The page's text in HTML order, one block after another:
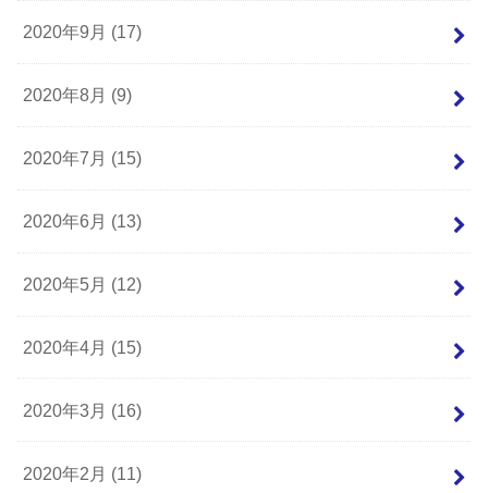
2020年9月 (17)
2020年8月 (9)
2020年7月 (15)
2020年6月 (13)
2020年5月 (12)
2020年4月 (15)
2020年3月 (16)
2020年2月 (11)